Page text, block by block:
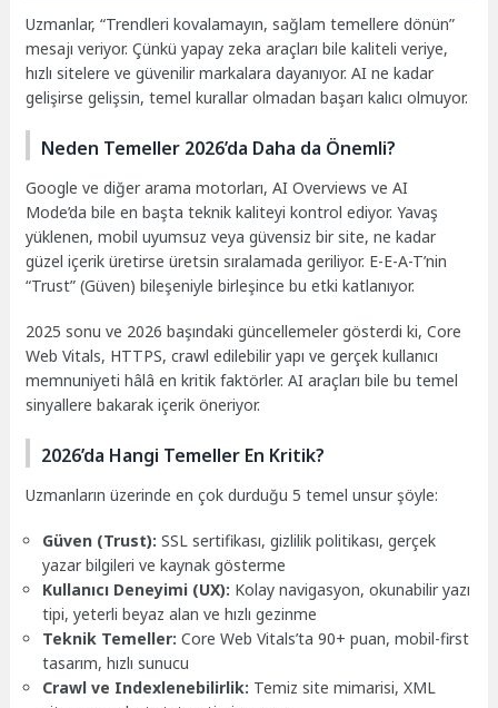
Uzmanlar, “Trendleri kovalamayın, sağlam temellere dönün”
mesajı veriyor. Çünkü yapay zeka araçları bile kaliteli veriye,
hızlı sitelere ve güvenilir markalara dayanıyor. AI ne kadar
gelişirse gelişsin, temel kurallar olmadan başarı kalıcı olmuyor.
Neden Temeller 2026’da Daha da Önemli?
Google ve diğer arama motorları, AI Overviews ve AI
Mode’da bile en başta teknik kaliteyi kontrol ediyor. Yavaş
yüklenen, mobil uyumsuz veya güvensiz bir site, ne kadar
güzel içerik üretirse üretsin sıralamada geriliyor. E-E-A-T’nin
“Trust” (Güven) bileşeniyle birleşince bu etki katlanıyor.
2025 sonu ve 2026 başındaki güncellemeler gösterdi ki, Core
Web Vitals, HTTPS, crawl edilebilir yapı ve gerçek kullanıcı
memnuniyeti hâlâ en kritik faktörler. AI araçları bile bu temel
sinyallere bakarak içerik öneriyor.
2026’da Hangi Temeller En Kritik?
Uzmanların üzerinde en çok durduğu 5 temel unsur şöyle:
Güven (Trust): SSL sertifikası, gizlilik politikası, gerçek
yazar bilgileri ve kaynak gösterme
Kullanıcı Deneyimi (UX): Kolay navigasyon, okunabilir yazı
tipi, yeterli beyaz alan ve hızlı gezinme
Teknik Temeller: Core Web Vitals’ta 90+ puan, mobil-first
tasarım, hızlı sunucu
Crawl ve Indexlenebilirlik: Temiz site mimarisi, XML